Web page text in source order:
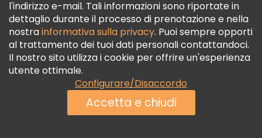
l'indirizzo e-mail. Tali informazioni sono riportate in
dettaglio durante il processo di prenotazione e nella
nostrainformativa sulla privacy. Puoi sempre opporti
al trattamento dei tuoi dati personali contattandoci.
Il nostro sito utilizza i cookie per offrire un'esperienza
utente ottimale.
Configurare/Disaccordo
Accetta e chiudi